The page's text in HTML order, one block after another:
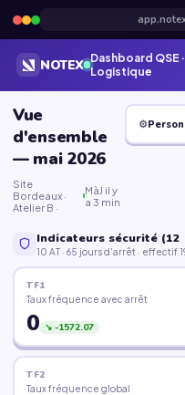
NOTEX Dashboard QSE
Logistique
Vue
d'ensemble
— mai 2026
Site
Bordeaux ·
Atelier B ·
MàJ il y
a 3 min
⚙
Indicateurs sécurité (12
10 AT · 65 jours d'arrêt · effectif
TF1
Taux fréquence avec arrêt
0 ↘ -1572.07
TF2
Taux fréquence global